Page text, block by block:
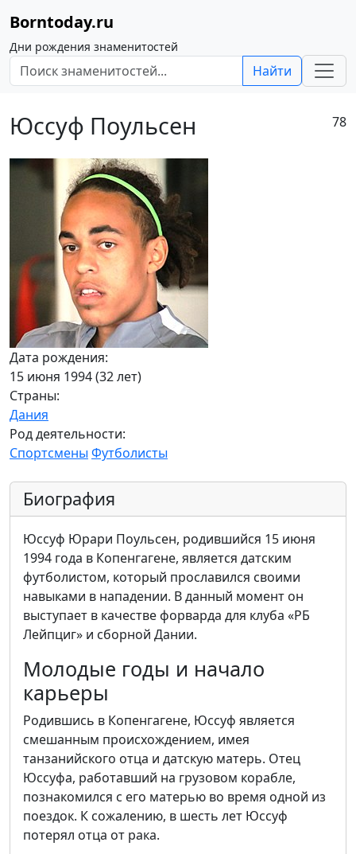
Borntoday.ru
Дни рождения знаменитостей
Найти
Юссуф Поульсен 78
Дата рождения:
15 июня 1994 (32 лет)
Страны:
Дания
Род деятельности:
Спортсмены Футболисты
Биография
Юссуф Юрари Поульсен, родившийся 15 июня
1994 года в Копенгагене, является датским
футболистом, который прославился своими
навыками в нападении. В данный момент он
выступает в качестве форварда для клуба «РБ
Лейпциг» и сборной Дании.
Молодые годы и начало
карьеры
Родившись в Копенгагене, Юссуф является
смешанным происхождением, имея
танзанийского отца и датскую матерь. Отец
Юссуфа, работавший на грузовом корабле,
познакомился с его матерью во время одной из
поездок. К сожалению, в шесть лет Юссуф
потерял отца от рака.